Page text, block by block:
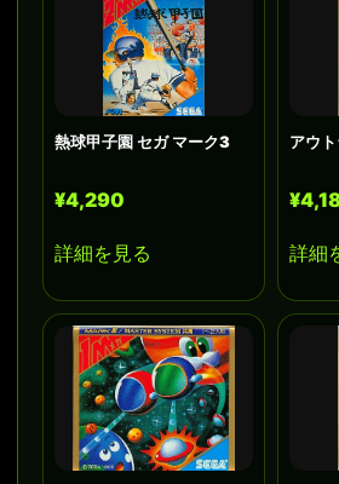
熱球甲子園 セガ マーク3
¥4,290
詳細を見る
アウ
詳細